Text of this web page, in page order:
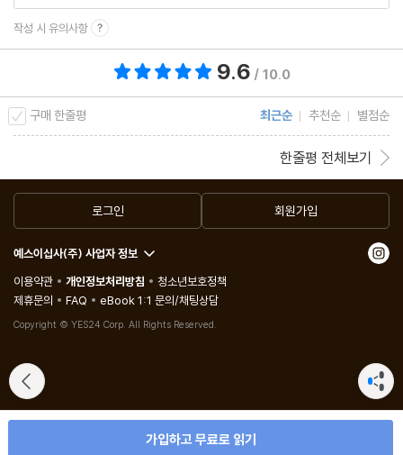
책을 마치며_이 책을 읽는 모든 아들맘들께
작성 시 유의사항
9.6 / 10.0
구매 한줄평 최근순 추천순 별점순
한줄평 전체보기
가입하고 무료로 읽기
로그인 회원가입
예스이십사(주) 사업자 정보
이용약관
개인정보처리방침
청소년보호정책
제휴문의
FAQ eBook 1:1 문의/채팅상담
Copyright © YES24 Corp. All Rights Reserved.